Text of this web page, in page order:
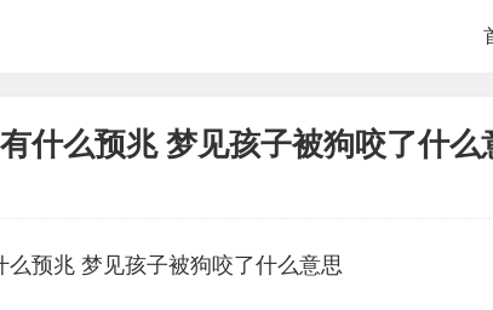
什么预兆 梦见孩子被狗咬了什么
么预兆 梦见孩子被狗咬了什么意思